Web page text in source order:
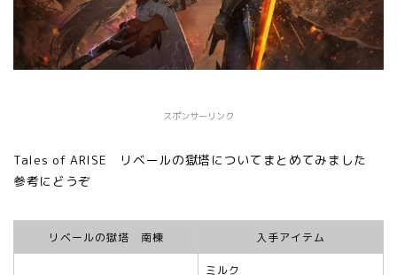
スポンサーリンク
Tales of ARISE リベールの獄塔についてまとめてみました
参考にどうぞ
リベールの獄塔 南棟 入手アイテム
ミルク